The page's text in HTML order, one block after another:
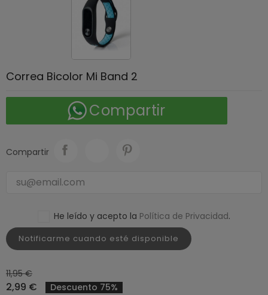
Correa Bicolor Mi Band 2
Compartir
Compartir
He leído y acepto la Política de Privacidad.
Notificarme cuando esté disponible
11,95 €
2,99 €
Descuento 75%